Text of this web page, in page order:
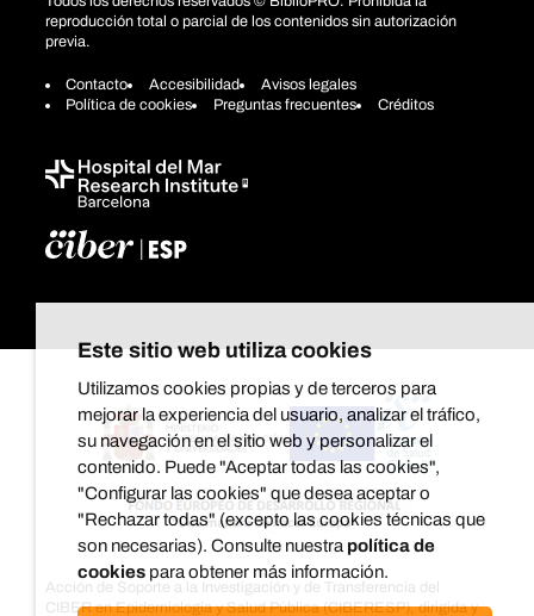
reproducción total o parcial de los contenidos sin autorización
previa.
Contacto Accesibilidad
Avisos legales
Política de cookies
Preguntas frecuentes Créditos
Acción de Soporte a la Investigación y de Transferencia del
CIBER en Epidemiología y Salud Pública (CIBERESP), dirigida y
Este sitio web utiliza cookies
Utilizamos cookies propias y de terceros para
mejorar la experiencia del usuario, analizar el tráfico,
su navegación en el sitio web y personalizar el
contenido. Puede "Aceptar todas las cookies",
"Configurar las cookies" que desea aceptar o
"Rechazar todas" (excepto las cookies técnicas que
son necesarias). Consulte nuestra política de
cookies para obtener más información.